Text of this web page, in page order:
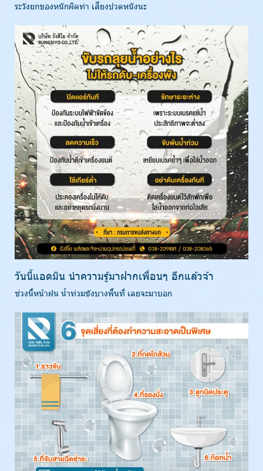
ระวังยกของหนักผิดท่า เสี่ยงปวดหนังนะ
วันนี้แอดมิน นำความรู้มาฝากเพื่อนๆ อีกแล้วจ้า
ช่วงนี้หน้าฝน น้ำท่วมขังบางพื้นที่ เลยจะมาบอก